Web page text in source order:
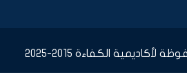
الكفاءة 2015-2025